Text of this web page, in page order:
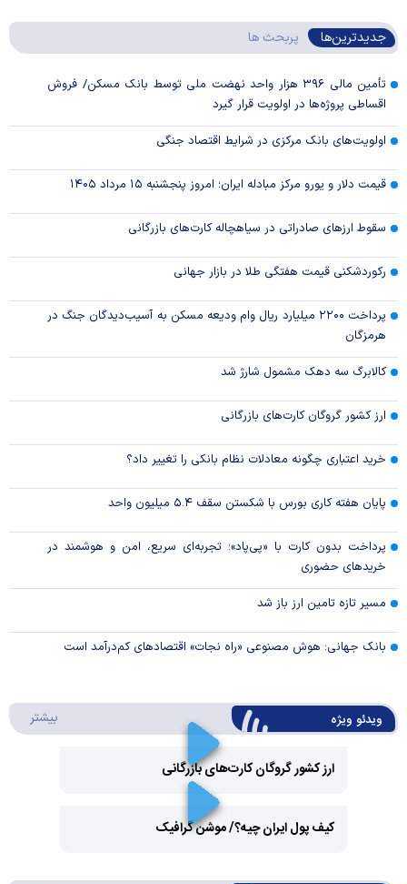
جدیدترین‌ها پربحث ها
تأمین مالی ۳۹۶ هزار واحد نهضت ملی توسط بانک مسکن/ فروش
اقساطی پروژه‌ها در اولویت قرار گیرد
اولویت‌های بانک مرکزی در شرایط اقتصاد جنگی
قیمت دلار و یورو مرکز مبادله ایران؛ امروز پنجشنبه ۱۵ مرداد ۱۴۰۵
سقوط ارزهای صادراتی در سیاهچاله کارت‌های بازرگانی
رکوردشکنی قیمت هفتگی طلا در بازار‌ جهانی
پرداخت ۲۲۰۰ میلیارد ریال وام ودیعه مسکن به آسیب‌دیدگان جنگ در
هرمزگان
کالابرگ سه دهک مشمول شارژ شد
ارز کشور گروگان کارت‌های بازرگانی
خرید اعتباری چگونه معادلات نظام بانکی را تغییر داد؟
پایان هفته کاری بورس با شکستن سقف ۵.۴ میلیون واحد
پرداخت بدون کارت با «پی‌پاد»؛ تجربه‌ای سریع، امن و هوشمند در
خریدهای حضوری
مسیر تازه تامین ارز باز شد
بانک جهانی: هوش مصنوعی «راه نجات» اقتصادهای کم‌درآمد است
ویدئو ویژه بیشتر
ارز کشور گروگان کارت‌های بازرگانی
کیف پول ایران چیه؟/ موشن گرافیک